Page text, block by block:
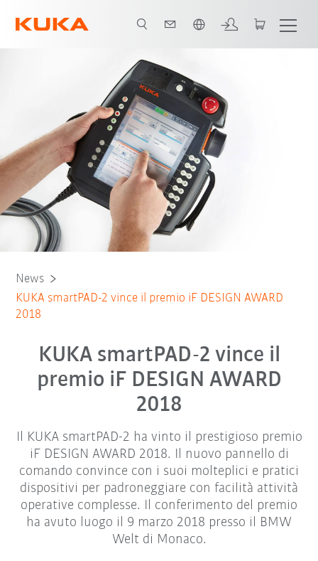
News
KUKA smartPAD-2 vince il premio iF DESIGN AWARD
2018
KUKA smartPAD-2 vince il
premio iF DESIGN AWARD
2018
Il KUKA smartPAD-2 ha vinto il prestigioso premio
iF DESIGN AWARD 2018. Il nuovo pannello di
comando convince con i suoi molteplici e pratici
dispositivi per padroneggiare con facilità attività
operative complesse. Il conferimento del premio
ha avuto luogo il 9 marzo 2018 presso il BMW
Welt di Monaco.